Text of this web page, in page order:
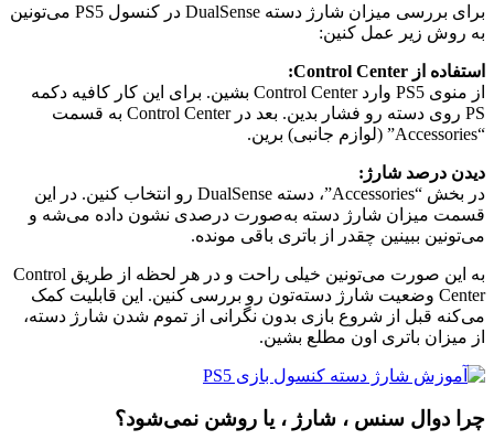
برای بررسی میزان شارژ دسته DualSense در کنسول PS5 می‌تونین
به روش زیر عمل کنین:
استفاده از Control Center:
از منوی PS5 وارد Control Center بشین. برای این کار کافیه دکمه
PS روی دسته رو فشار بدین. بعد در Control Center به قسمت
“Accessories” (لوازم جانبی) برین.
دیدن درصد شارژ:
در بخش “Accessories”، دسته DualSense رو انتخاب کنین. در این
قسمت میزان شارژ دسته به‌صورت درصدی نشون داده می‌شه و
می‌تونین ببینین چقدر از باتری باقی مونده.
به این صورت می‌تونین خیلی راحت و در هر لحظه از طریق Control
Center وضعیت شارژ دسته‌تون رو بررسی کنین. این قابلیت کمک
می‌کنه قبل از شروع بازی بدون نگرانی از تموم شدن شارژ دسته،
از میزان باتری اون مطلع بشین.
چرا دوال سنس ، شارژ ، یا روشن نمی‌شود؟